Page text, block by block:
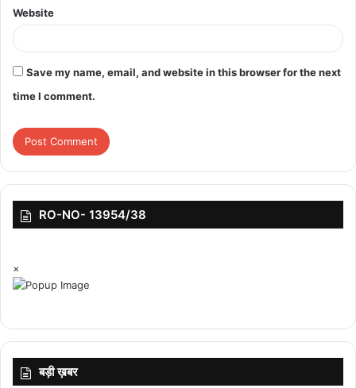
Website
Save my name, email, and website in this browser for the next
time I comment.
RO-NO- 13954/38
×
बड़ी ख़बर